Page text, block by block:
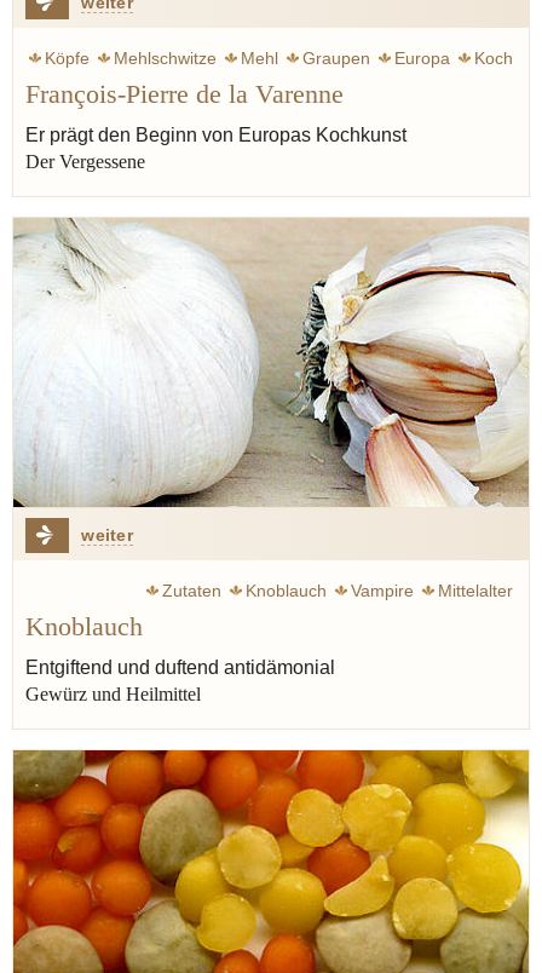
Köpfe Mehlschwitze Mehl Graupen Europa
Koch
Kochkunst
Kulinarik
Proust Marcel
François-Pierre de la Varenne
Er prägt den Beginn von Europas Kochkunst
Der Vergessene
weiter
Zutaten Knoblauch Vampire
Mittelalter
Aphrodisiakum
Knoblauch
Entgiftend und duftend antidämonial
Gewürz und Heilmittel